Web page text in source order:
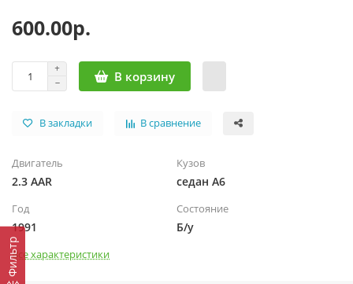
Фильтр
600.00р.
В корзину
В закладки В сравнение
Двигатель
2.3 AAR
Кузов
седан A6
Год
1991
Состояние
Б/у
Все характеристики